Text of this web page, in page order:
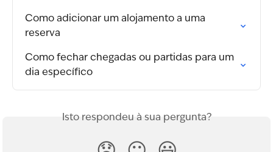
Como adicionar um alojamento a uma
reserva
Como fechar chegadas ou partidas para um
dia específico
Isto respondeu à sua pergunta?